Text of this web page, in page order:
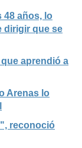
48 años, lo
dirigir que se
aprendió a
Arenas lo
reconoció